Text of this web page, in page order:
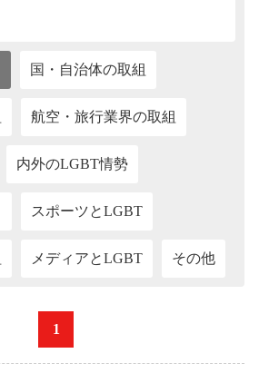
国・自治体の取組
航空・旅行業界の取組
内外のLGBT情勢
スポーツとLGBT
メディアとLGBT その他
1